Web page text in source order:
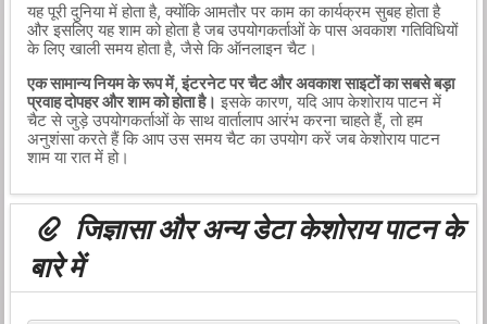
यह पूरी दुनिया में होता है, क्योंकि आमतौर पर काम का कार्यक्रम सुबह होता है
और इसलिए यह शाम को होता है जब उपयोगकर्ताओं के पास अवकाश गतिविधियों
के लिए खाली समय होता है, जैसे कि ऑनलाइन चैट।
एक सामान्य नियम के रूप में, इंटरनेट पर चैट और अवकाश साइटों का सबसे बड़ा
प्रवाह दोपहर और शाम को होता है। इसके कारण, यदि आप केशोराय पाटन में
चैट से जुड़े उपयोगकर्ताओं के साथ वार्तालाप आरंभ करना चाहते हैं, तो हम
अनुशंसा करते हैं कि आप उस समय चैट का उपयोग करें जब केशोराय पाटन
शाम या रात में हो।
जिज्ञासा और अन्य डेटा केशोराय पाटन के
बारे में